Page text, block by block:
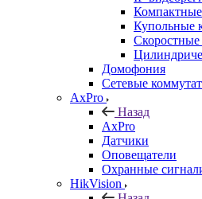
Купольные
Домофония
Сетевые
AxPro
Назад
AxPro
Датчики
Оповещатели
Охранные
HikVision